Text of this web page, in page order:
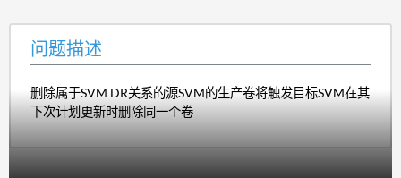
问题描述
删除属于SVM DR关系的源SVM的生产卷将触发目标SVM在其
下次计划更新时删除同一个卷